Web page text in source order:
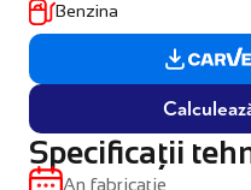
Benzina
Specificații
An fabricație